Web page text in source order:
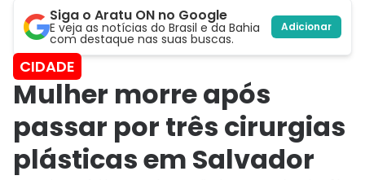
Siga o Aratu ON no Google
E veja as notícias do Brasil e da Bahia
com destaque nas suas buscas.
Adicionar
CIDADE
Mulher morre após
passar por três cirurgias
plásticas em Salvador